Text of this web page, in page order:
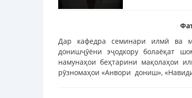
Дар кафедра семинари илмӣ ва
донишҷӯёни эҷодкору болаёқат
намунаҳои беҳтарини мақолаҳои
рӯзномаҳои «Анвори дониш»,